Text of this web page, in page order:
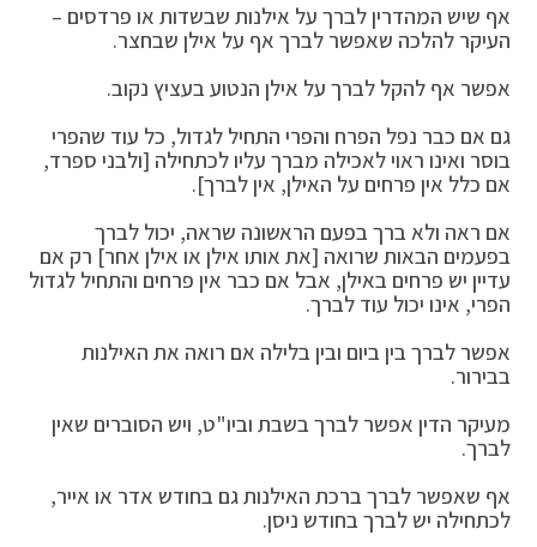
אף שיש המהדרין לברך על אילנות שבשדות או פרדסים –
העיקר להלכה שאפשר לברך אף על אילן שבחצר.
אפשר אף להקל לברך על אילן הנטוע בעציץ נקוב.
גם אם כבר נפל הפרח והפרי התחיל לגדול, כל עוד שהפרי
בוסר ואינו ראוי לאכילה מברך עליו לכתחילה [ולבני ספרד,
אם כלל אין פרחים על האילן, אין לברך].
אם ראה ולא ברך בפעם הראשונה שראה, יכול לברך
בפעמים הבאות שרואה [את אותו אילן או אילן אחר] רק אם
עדיין יש פרחים באילן, אבל אם כבר אין פרחים והתחיל לגדול
הפרי, אינו יכול עוד לברך.
אפשר לברך בין ביום ובין בלילה אם רואה את האילנות
בבירור.
מעיקר הדין אפשר לברך בשבת וביו"ט, ויש הסוברים שאין
לברך.
אף שאפשר לברך ברכת האילנות גם בחודש אדר או אייר,
לכתחילה יש לברך בחודש ניסן.